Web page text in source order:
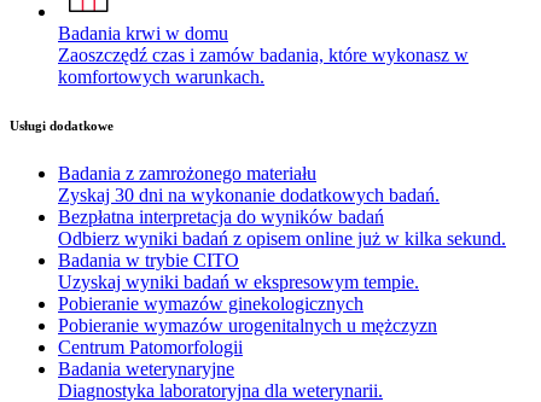
Badania krwi w domu
Zaoszczędź czas i zamów badania, które wykonasz w
komfortowych warunkach.
Usługi dodatkowe
Badania z zamrożonego materiału
Zyskaj 30 dni na wykonanie dodatkowych badań.
Bezpłatna interpretacja do wyników badań
Odbierz wyniki badań z opisem online już w kilka sekund.
Badania w trybie CITO
Uzyskaj wyniki badań w ekspresowym tempie.
Pobieranie wymazów ginekologicznych
Pobieranie wymazów urogenitalnych u mężczyzn
Centrum Patomorfologii
Badania weterynaryjne
Diagnostyka laboratoryjna dla weterynarii.